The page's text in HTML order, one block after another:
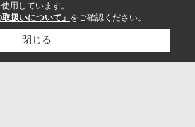
用しています。
取扱いについて」 をご確認ください。
閉じる